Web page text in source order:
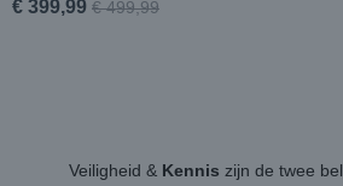
€ 399,99 € 499,99
Veiligheid & Kennis zijn de twee